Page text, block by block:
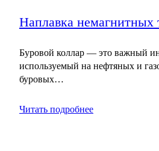
Наплавка немагнитных
Буровой коллар — это важный
используемый на нефтяных и
буровых…
Читать подробнее